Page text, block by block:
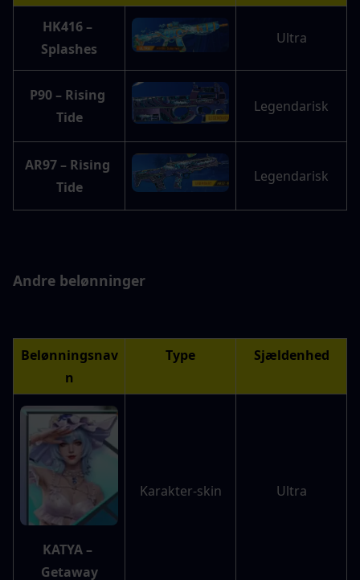
HK416 –
Splashes
Ultra
P90 – Rising
Tide
Legendarisk
AR97 – Rising
Tide
Legendarisk
Andre belønninger
Belønningsnav
n
Type Sjældenhed
KATYA –
Getaway
Karakter-skin Ultra